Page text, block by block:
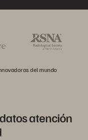
del mundo
atención